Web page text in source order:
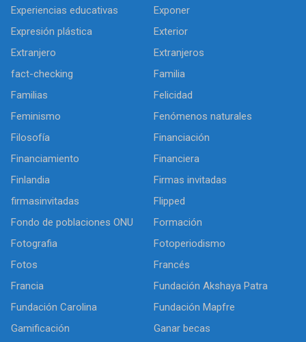
Experiencias educativas
Exponer
Expresión plástica
Exterior
Extranjero
Extranjeros
fact-checking
Familia
Familias
Felicidad
Feminismo
Fenómenos naturales
Filosofía
Financiación
Financiamiento
Financiera
Finlandia
Firmas invitadas
firmasinvitadas
Flipped
Fondo de poblaciones ONU
Formación
Fotografia
Fotoperiodismo
Fotos
Francés
Francia
Fundación Akshaya Patra
Fundación Carolina
Fundación Mapfre
Gamificación
Ganar becas